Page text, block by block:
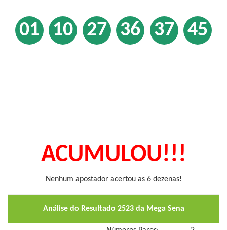
01 10 27 36 37 45
ACUMULOU!!!
Nenhum apostador acertou as 6 dezenas!
Análise do Resultado 2523 da Mega Sena